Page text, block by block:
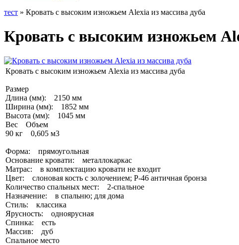
тест » Кровать с высоким изножьем Alexia из массива дуба
Кровать с высоким изножьем
Кровать с высоким изножьем Alexia из массива дуба
Размер
Длина (мм): 2150 мм
Ширина (мм): 1852 мм
Высота (мм): 1045 мм
Вес Объем
90 кг 0,605 м3
Форма: прямоугольная
Основание кровати: металлокаркас
Матрас: в комплектацию кровати не входит
Цвет: слоновая кость с золочением; Р-46 античная бронза
Количество спальных мест: 2-спальное
Назначение: в спальню; для дома
Стиль: классика
Ярусность: одноярусная
Спинка: есть
Массив: дуб
Спальное место